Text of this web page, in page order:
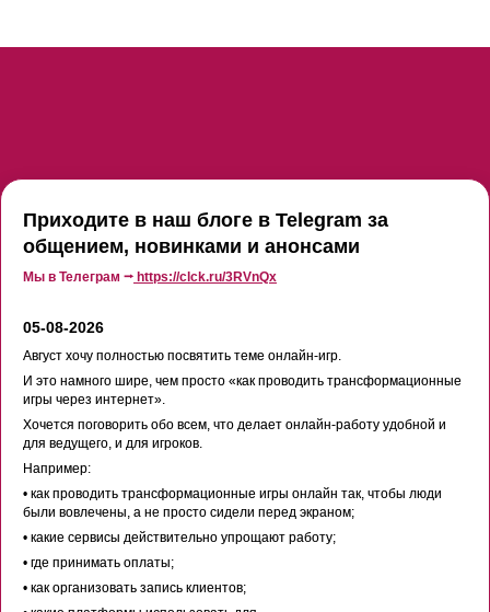
Приходите в наш блоге в Telegram за
общением, новинками и анонсами
Мы в Телеграм ⭢ https://clck.ru/3RVnQx
05-08-2026
Август хочу полностью посвятить теме онлайн-игр.
И это намного шире, чем просто «как проводить трансформационные
игры через интернет».
Хочется поговорить обо всем, что делает онлайн-работу удобной и
для ведущего, и для игроков.
Например:
• как проводить трансформационные игры онлайн так, чтобы люди
были вовлечены, а не просто сидели перед экраном;
• какие сервисы действительно упрощают работу;
• где принимать оплаты;
• как организовать запись клиентов;